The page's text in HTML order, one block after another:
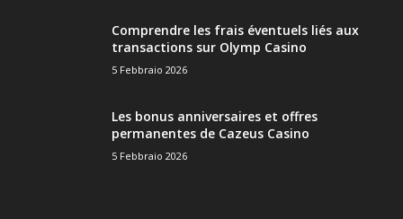
Comprendre les frais éventuels liés aux
transactions sur Olymp Casino
5 Febbraio 2026
Les bonus anniversaires et offres
permanentes de Cazeus Casino
5 Febbraio 2026